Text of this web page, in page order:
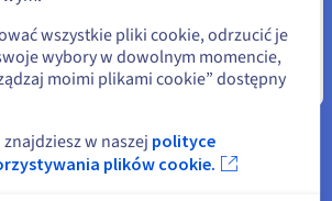
przyszłość dziedziny.
skutecznej wizualizacji
są pełne przykładów, w których
była kluczowa. "Diagram przyczyn
Zamknij
wszystkie pliki cookie, odrzucić je
wybory w dowolnym momencie,
moimi plikami cookie” dostępny
w naszej polityce
plików cookie.